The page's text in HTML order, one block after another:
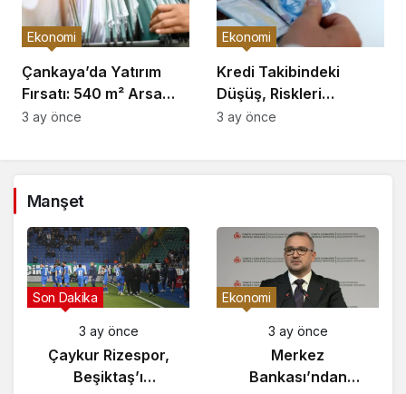
Çankaya’da Yatırım
Fırsatı: 540 m² Arsa
Satışı
Ekonomi
3 ay önce
Kredi Takibindeki
Düşüş, Riskleri
Artırıyor!
Ekonomi
3 ay önce
Manşet
Son Dakika
3 ay önce
Çaykur Rizespor,
Beşiktaş’ı
Ekonomi
3 ay önce
Merkez
Bankası’ndan